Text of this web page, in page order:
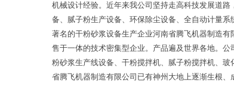
机械设计经验。近年来我公司坚持走高科技发展道
备、腻子粉生产设备、环保除尘设备、全自动计量系
著名的干粉砂浆设备生产企业河南省腾飞机器制造
售于一体的技术密集型企业。产品遍及世界各地。
粉砂浆生产线设备、干粉搅拌机、腻子粉搅拌机、
省腾飞机器制造有限公司已有神州大地上逐渐生根